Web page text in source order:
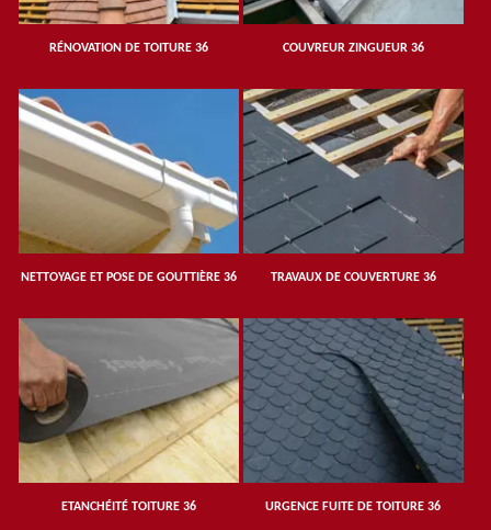
RÉNOVATION DE TOITURE 36 COUVREUR ZINGUEUR 36
NETTOYAGE ET POSE DE GOUTTIÈRE 36 TRAVAUX DE COUVERTURE 36
ETANCHÉITÉ TOITURE 36 URGENCE FUITE DE TOITURE 36